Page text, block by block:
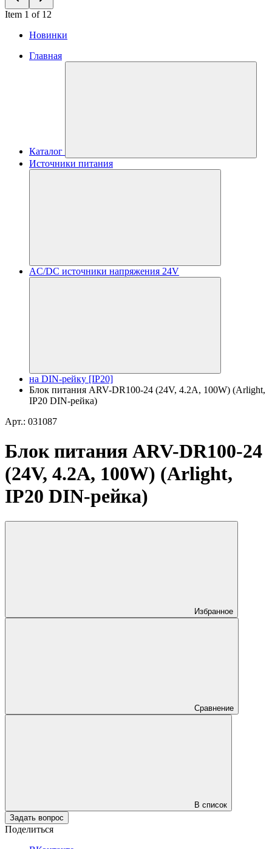
Item 1 of 12
Новинки
Главная
Каталог
Источники питания
AC/DC источники напряжения 24V
на DIN-рейку [IP20]
Блок питания ARV-DR100-24 (24V, 4.2A, 100W) (Arlight,
IP20 DIN-рейка)
Арт.: 031087
Блок питания ARV-DR100-24
(24V, 4.2A, 100W) (Arlight,
IP20 DIN-рейка)
Избранное
Сравнение
В список
Задать вопрос
Поделиться